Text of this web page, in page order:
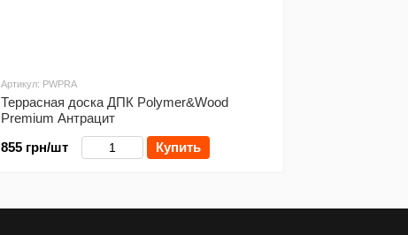
Артикул: PWPRA
Террасная доска ДПК Polymer&Wood
Premium Антрацит
855 грн/шт
Купить